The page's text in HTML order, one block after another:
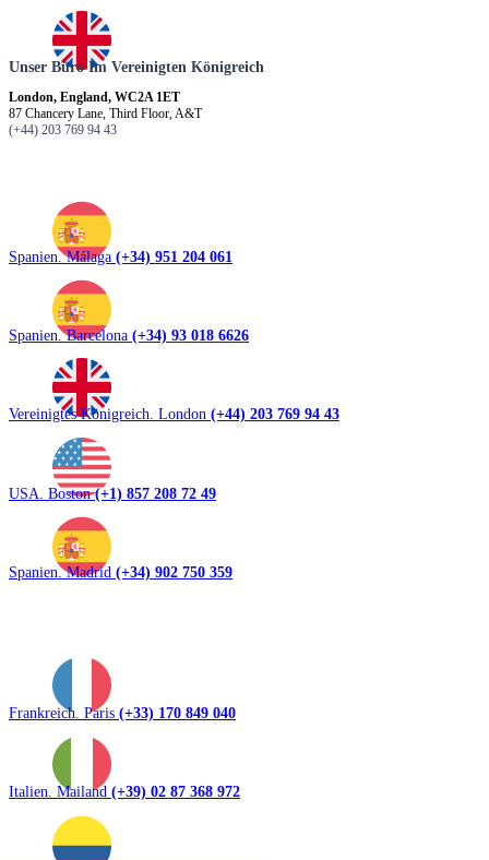
Unser Büro Im Vereinigten Königreich
London, England, WC2A 1ET
87 Chancery Lane, Third Floor, A&T
(+44) 203 769 94 43
Spanien. Málaga (+34) 951 204 061
Spanien. Barcelona (+34) 93 018 6626
Vereinigtes Königreich. London (+44) 203 769 94 43
USA. Boston(+1) 857 208 72 49
Spanien. Madrid (+34) 902 750 359
Frankreich. Paris (+33) 170 849 040
Italien. Mailand (+39) 02 87 368 972